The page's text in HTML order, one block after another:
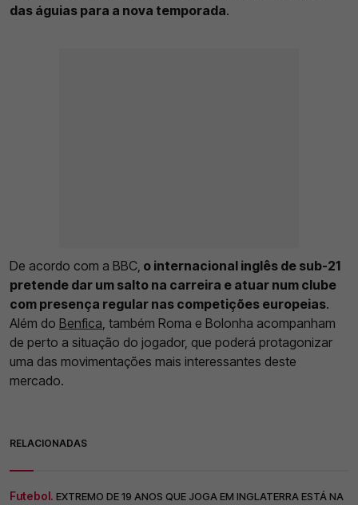
das águias para a nova temporada.
De acordo com a BBC, o internacional inglês de sub-21
pretende dar um salto na carreira e atuar num clube
com presença regular nas competições europeias.
Além do Benfica , também Roma e Bolonha acompanham
de perto a situação do jogador, que poderá protagonizar
uma das movimentações mais interessantes deste
mercado.
RELACIONADAS
Futebol. EXTREMO DE 19 ANOS QUE JOGA EM INGLATERRA ESTÁ NA